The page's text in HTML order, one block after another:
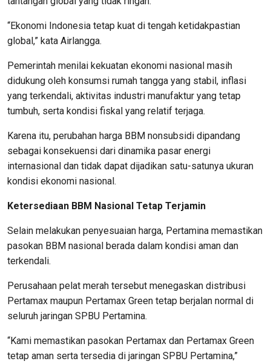
“Ekonomi Indonesia tetap kuat di tengah ketidakpastian
global,” kata Airlangga.
Pemerintah menilai kekuatan ekonomi nasional masih
didukung oleh konsumsi rumah tangga yang stabil, inflasi
yang terkendali, aktivitas industri manufaktur yang tetap
tumbuh, serta kondisi fiskal yang relatif terjaga.
Karena itu, perubahan harga BBM nonsubsidi dipandang
sebagai konsekuensi dari dinamika pasar energi
internasional dan tidak dapat dijadikan satu-satunya ukuran
kondisi ekonomi nasional.
Ketersediaan BBM Nasional Tetap Terjamin
Selain melakukan penyesuaian harga, Pertamina memastikan
pasokan BBM nasional berada dalam kondisi aman dan
terkendali.
Perusahaan pelat merah tersebut menegaskan distribusi
Pertamax maupun Pertamax Green tetap berjalan normal di
seluruh jaringan SPBU Pertamina.
“Kami memastikan pasokan Pertamax dan Pertamax Green
tetap aman serta tersedia di jaringan SPBU Pertamina,”